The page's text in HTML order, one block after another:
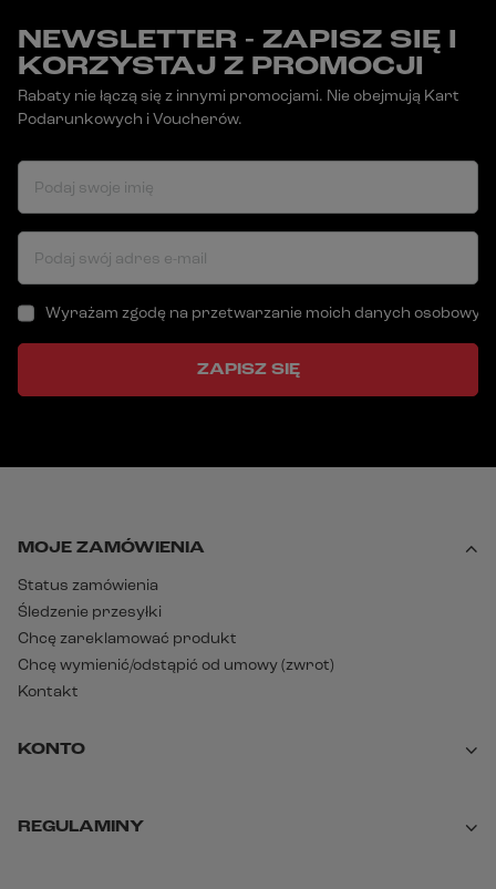
NEWSLETTER - ZAPISZ SIĘ I
KORZYSTAJ Z PROMOCJI
Rabaty nie łączą się z innymi promocjami. Nie obejmują Kart
Podarunkowych i Voucherów.
Podaj swoje imię
Podaj swój adres e-mail
Wyrażam zgodę na przetwarzanie moich danych
ZAPISZ SIĘ
MOJE ZAMÓWIENIA
Status zamówienia
Śledzenie przesyłki
Chcę zareklamować produkt
Chcę wymienić/odstąpić od umowy (zwrot)
Kontakt
KONTO
REGULAMINY